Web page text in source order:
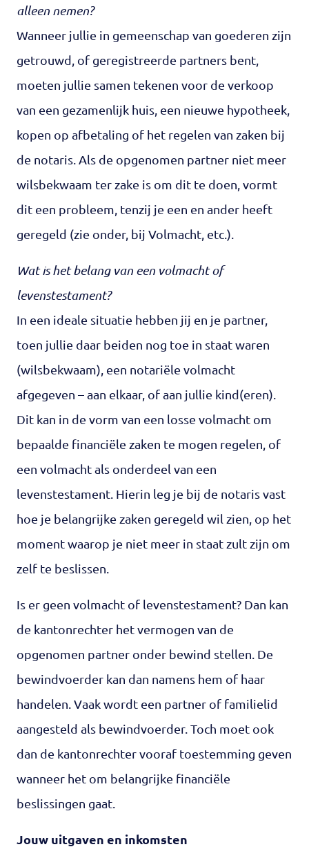
alleen nemen?
Wanneer jullie in gemeenschap van goederen zijn
getrouwd, of geregistreerde partners bent,
moeten jullie samen tekenen voor de verkoop
van een gezamenlijk huis, een nieuwe hypotheek,
kopen op afbetaling of het regelen van zaken bij
de notaris. Als de opgenomen partner niet meer
wilsbekwaam ter zake is om dit te doen, vormt
dit een probleem, tenzij je een en ander heeft
geregeld (zie onder, bij Volmacht, etc.).
Wat is het belang van een volmacht of
levenstestament?
In een ideale situatie hebben jij en je partner,
toen jullie daar beiden nog toe in staat waren
(wilsbekwaam), een notariële volmacht
afgegeven – aan elkaar, of aan jullie kind(eren).
Dit kan in de vorm van een losse volmacht om
bepaalde financiële zaken te mogen regelen, of
een volmacht als onderdeel van een
levenstestament. Hierin leg je bij de notaris vast
hoe je belangrijke zaken geregeld wil zien, op het
moment waarop je niet meer in staat zult zijn om
zelf te beslissen.
Is er geen volmacht of levenstestament? Dan kan
de kantonrechter het vermogen van de
opgenomen partner onder bewind stellen. De
bewindvoerder kan dan namens hem of haar
handelen. Vaak wordt een partner of familielid
aangesteld als bewindvoerder. Toch moet ook
dan de kantonrechter vooraf toestemming geven
wanneer het om belangrijke financiële
beslissingen gaat.
Jouw uitgaven en inkomsten